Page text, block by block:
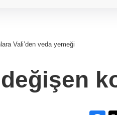
Vali’den veda yemeği